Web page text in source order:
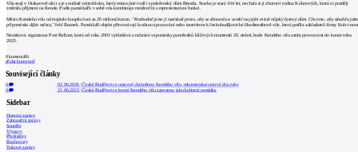
Vila stojí v Otakarově ulici a je součástí vnitrobloku, který mimo jiné tvoří i společenský dům Beseda. Stavba je stará 104 let, nechala si ji zhotovit rodina Kohnových, která si později
změnila příjmení na Kende. Podle památkářů v sobě vila kombinuje rezidenční a reprezentativní funkci.
Město Kendeho vilu od majitele koupilo loni za 20 milionů korun. "Rozhodně jsme ji nezískali proto, aby se zbourala a vznikl na jejím místě nějaký bytový dům. Chceme, aby sloužila jako
připomínka dějin města,"řekl Bouzek. Památkáři objekt přirovnávají kvalitou zpracování nebo interiérem k českobudějovické Hardtmuthově vile, která patřila zakladateli firmy Koh-i-
Nezisková organizace Post Bellum, která od roku 2001 vyhledává a nahrává vzpomínky pamětníků klíčových momentů 20. století, bude Kendeho vilu zatím provozovat do konce roku
2025.
0komentářů
přidat komentář
Související články
0 02.06.2026 |České Budějovice opravují chráněnou Kendeho vilu, rekonstrukce potrvá dva roky
0
21.06.2023 |České Budějovice koupí Kendeho vilu zapsanou jako kulturní památka
Sidebar
Domácí zprávy
Zahraniční zprávy
Soutěže
Výstavy
Přednášky
Rozhovory
Tiskové zprávy